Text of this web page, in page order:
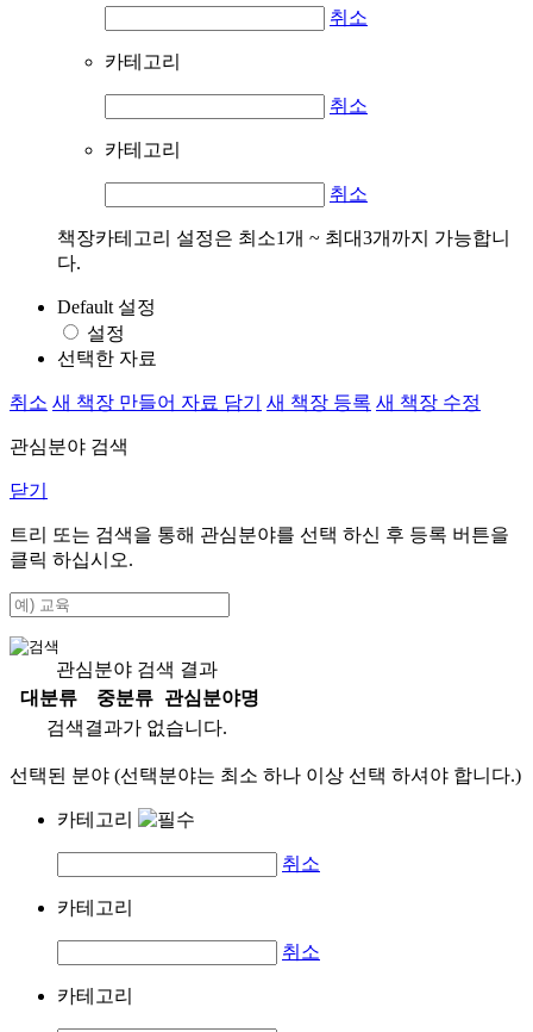
취소
카테고리
취소
카테고리
취소
책장카테고리 설정은 최소1개 ~ 최대3개까지 가능합니
다.
Default 설정
설정
선택한 자료
취소 새 책장 만들어 자료 담기 새 책장 등록 새 책장 수정
관심분야 검색
닫기
트리 또는 검색을 통해 관심분야를 선택 하신 후 등록 버튼을
클릭 하십시오.
관심분야 검색 결과
대분류
중분류
관심분야명
검색결과가 없습니다.
선택된 분야 (선택분야는 최소 하나 이상 선택 하셔야 합니다.)
카테고리
취소
카테고리
취소
카테고리